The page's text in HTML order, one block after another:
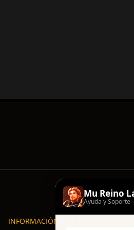
INFORMACIÓN
Mu Reino
Ayuda y Soporte